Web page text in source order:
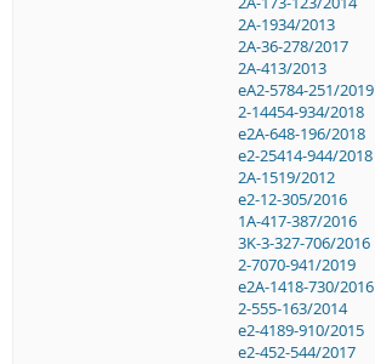
2A-1934/2013
2A-36-278/2017
2A-413/2013
eA2-5784-251/2019
2-14454-934/2018
e2A-648-196/2018
e2-25414-944/2018
2A-1519/2012
e2-12-305/2016
1A-417-387/2016
3K-3-327-706/2016
2-7070-941/2019
e2A-1418-730/2016
2-555-163/2014
e2-4189-910/2015
e2-452-544/2017